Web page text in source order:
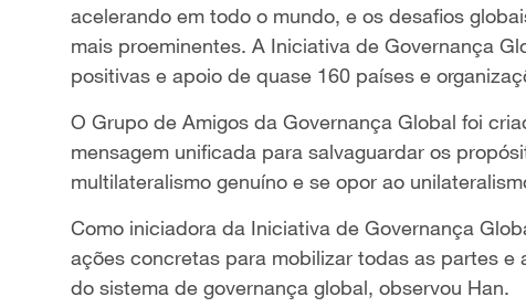
acelerando em todo o mundo, e os desafios
mais proeminentes. A Iniciativa de Governança
positivas e apoio de quase 160 países e
O Grupo de Amigos da Governança Global foi
mensagem unificada para salvaguardar os
multilateralismo genuíno e se opor ao
Como iniciadora da Iniciativa de Governança
ações concretas para mobilizar todas as partes
do sistema de governança global, observou Han.